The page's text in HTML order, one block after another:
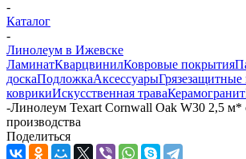
-
Каталог
-
Линолеум в Ижевске
ЛаминатКварцвинилКовровые покрытия
доскаПодложкаАксессуары
коврикиИскусственная траваКерамогранит
-Линолеум Texart Cornwall Oak W30 2,5 м*
производства
Поделиться